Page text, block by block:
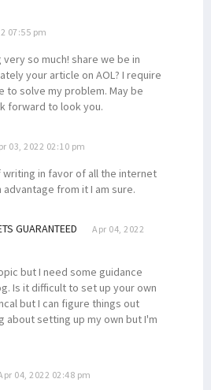
07:55 pm
so much! share we be in
your article on AOL? I require
to solve my problem. May be
forward to look you.
03, 2022 02:10 pm
writing in favor of all the internet
from it I am sure.
GUARANTEED
Apr 04, 2022
but I need some guidance
Is it difficult to set up your own
but I can figure things out
about setting up my own but I'm
04, 2022 02:48 pm